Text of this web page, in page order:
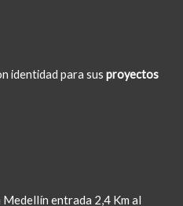
identidad para sus proyectos
entrada 2,4 Km al